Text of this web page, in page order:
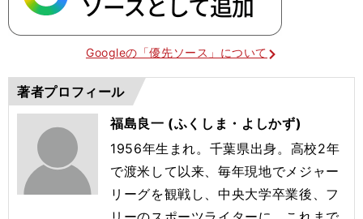
Googleの「優先ソース」について
著者プロフィール
福島良一 (ふくしま・よしかず)
1956年生まれ。千葉県出身。高校2年
で渡米して以来、毎年現地でメジャー
リーグを観戦し、中央大学卒業後、フ